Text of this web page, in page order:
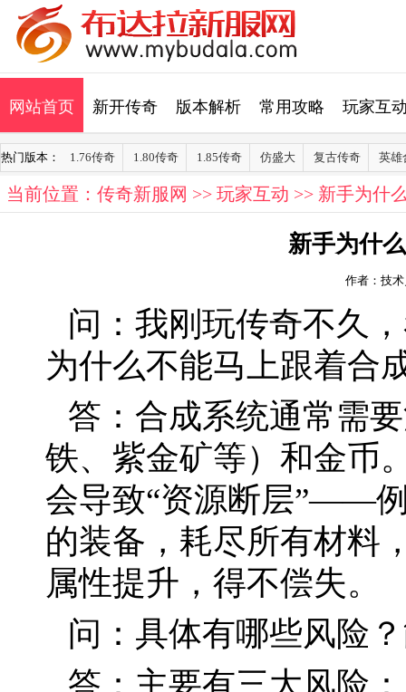
网站首页 新开传奇 版本解析 常用攻略 玩家互
热门版本： 1.76传奇 1.80传奇 1.85传奇 仿盛大 复古传奇 英雄
当前位置： 传奇新服网 >> 玩家互动 >> 新手为什
新手为什
作者：技
问：我刚玩传奇不久
为什么不能马上跟着合
答：合成系统通常需
铁、紫金矿等）和金币
会导致“资源断层”——
的装备，耗尽所有材料
属性提升，得不偿失。
问：具体有哪些风险
答：主要有三大风险：